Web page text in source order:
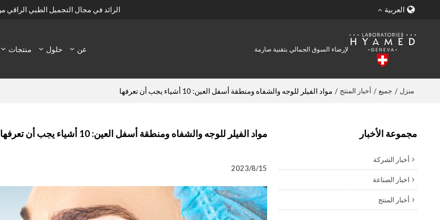
الرائد في مجال التجميل الطبي الراقي العربية
لإرضاء السوق الجمالي بتقنية صارمة عن حلول منتجات
منزل / جميع / أخبار المنتج / مواد الفيلر للوجه والشفاه ومنطقة أسفل العين: 10 أشياء يجب أن تعرفها
مواد الفيلر للوجه والشفاه ومنطقة أسفل العين: 10 أشياء يجب أن تعرفها
2023/8/15
مجموعة الأخبار
أخبار الشركة
اخبار الصناعة
أخبار المنتج